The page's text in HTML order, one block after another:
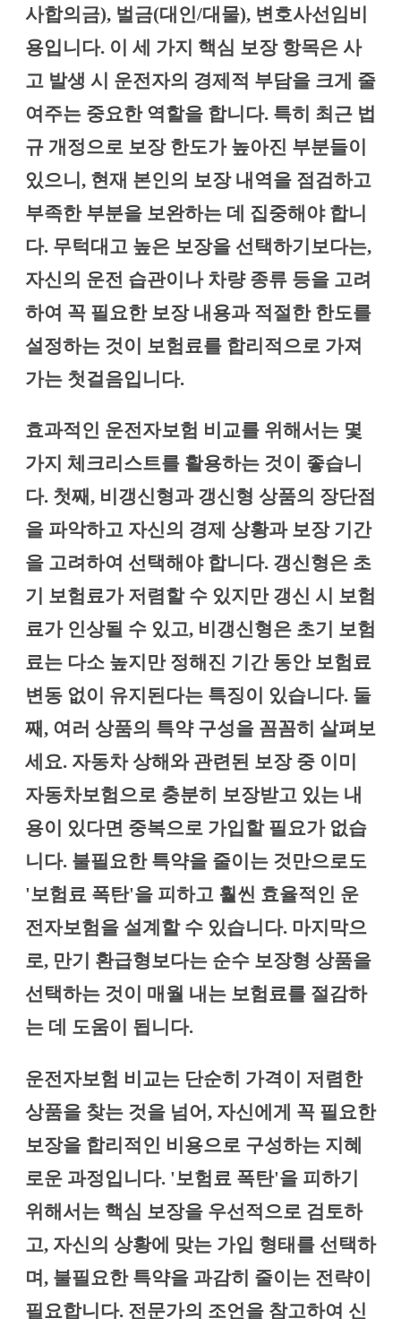
사합의금), 벌금(대인/대물), 변호사선임비
용입니다. 이 세 가지 핵심 보장 항목은 사
고 발생 시 운전자의 경제적 부담을 크게 줄
여주는 중요한 역할을 합니다. 특히 최근 법
규 개정으로 보장 한도가 높아진 부분들이
있으니, 현재 본인의 보장 내역을 점검하고
부족한 부분을 보완하는 데 집중해야 합니
다. 무턱대고 높은 보장을 선택하기보다는,
자신의 운전 습관이나 차량 종류 등을 고려
하여 꼭 필요한 보장 내용과 적절한 한도를
설정하는 것이 보험료를 합리적으로 가져
가는 첫걸음입니다.
효과적인 운전자보험 비교를 위해서는 몇
가지 체크리스트를 활용하는 것이 좋습니
다. 첫째, 비갱신형과 갱신형 상품의 장단점
을 파악하고 자신의 경제 상황과 보장 기간
을 고려하여 선택해야 합니다. 갱신형은 초
기 보험료가 저렴할 수 있지만 갱신 시 보험
료가 인상될 수 있고, 비갱신형은 초기 보험
료는 다소 높지만 정해진 기간 동안 보험료
변동 없이 유지된다는 특징이 있습니다. 둘
째, 여러 상품의 특약 구성을 꼼꼼히 살펴보
세요. 자동차 상해와 관련된 보장 중 이미
자동차보험으로 충분히 보장받고 있는 내
용이 있다면 중복으로 가입할 필요가 없습
니다. 불필요한 특약을 줄이는 것만으로도
'보험료 폭탄'을 피하고 훨씬 효율적인 운
전자보험을 설계할 수 있습니다. 마지막으
로, 만기 환급형보다는 순수 보장형 상품을
선택하는 것이 매월 내는 보험료를 절감하
는 데 도움이 됩니다.
운전자보험 비교는 단순히 가격이 저렴한
상품을 찾는 것을 넘어, 자신에게 꼭 필요한
보장을 합리적인 비용으로 구성하는 지혜
로운 과정입니다. '보험료 폭탄'을 피하기
위해서는 핵심 보장을 우선적으로 검토하
고, 자신의 상황에 맞는 가입 형태를 선택하
며, 불필요한 특약을 과감히 줄이는 전략이
필요합니다. 전문가의 조언을 참고하여 신